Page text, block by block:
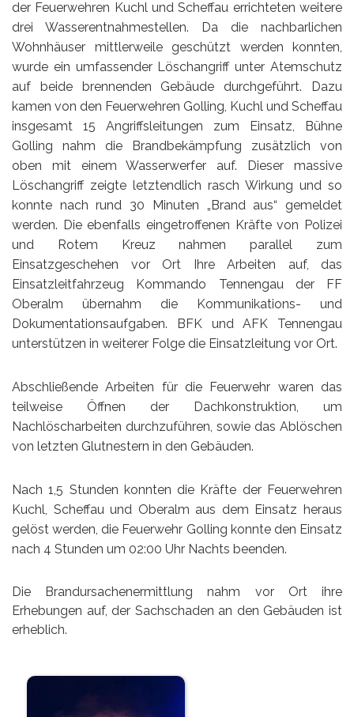
der Feuerwehren Kuchl und Scheffau errichteten weitere
drei Wasserentnahmestellen. Da die nachbarlichen
Wohnhäuser mittlerweile geschützt werden konnten,
wurde ein umfassender Löschangriff unter Atemschutz
auf beide brennenden Gebäude durchgeführt. Dazu
kamen von den Feuerwehren Golling, Kuchl und Scheffau
insgesamt 15 Angriffsleitungen zum Einsatz, Bühne
Golling nahm die Brandbekämpfung zusätzlich von
oben mit einem Wasserwerfer auf. Dieser massive
Löschangriff zeigte letztendlich rasch Wirkung und so
konnte nach rund 30 Minuten „Brand aus“ gemeldet
werden. Die ebenfalls eingetroffenen Kräfte von Polizei
und Rotem Kreuz nahmen parallel zum
Einsatzgeschehen vor Ort Ihre Arbeiten auf, das
Einsatzleitfahrzeug Kommando Tennengau der FF
Oberalm übernahm die Kommunikations- und
Dokumentationsaufgaben. BFK und AFK Tennengau
unterstützen in weiterer Folge die Einsatzleitung vor Ort.
Abschließende Arbeiten für die Feuerwehr waren das
teilweise Öffnen der Dachkonstruktion, um
Nachlöscharbeiten durchzuführen, sowie das Ablöschen
von letzten Glutnestern in den Gebäuden.
Nach 1,5 Stunden konnten die Kräfte der Feuerwehren
Kuchl, Scheffau und Oberalm aus dem Einsatz heraus
gelöst werden, die Feuerwehr Golling konnte den Einsatz
nach 4 Stunden um 02:00 Uhr Nachts beenden.
Die Brandursachenermittlung nahm vor Ort ihre
Erhebungen auf, der Sachschaden an den Gebäuden ist
erheblich.